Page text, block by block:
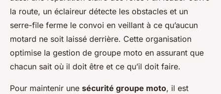
la route, un éclaireur détecte les obstacles et un
serre-file ferme le convoi en veillant à ce qu’aucun
motard ne soit laissé derrière. Cette organisation
optimise la gestion de groupe moto en assurant que
chacun sait où il doit être et ce qu’il doit faire.
Pour maintenir une sécurité groupe moto, il est